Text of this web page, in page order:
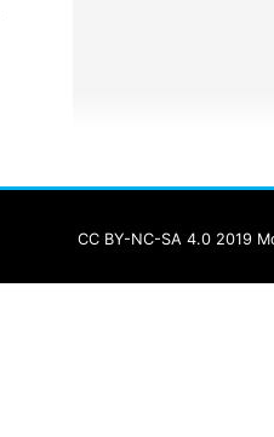
CC BY-NC-SA 4.0 2019